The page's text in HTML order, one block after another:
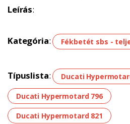
Leírás:
Kategória: Fékbetét sbs -
Típuslista: Ducati
Ducati Hypermotard 796
Ducati Hypermotard 821